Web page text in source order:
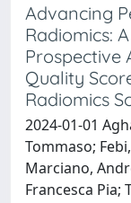
Advancing
Radiomics:
Prospective
Quality
Radiomics
2024-01-01
Tommaso;
Marciano,
Francesca Pia;